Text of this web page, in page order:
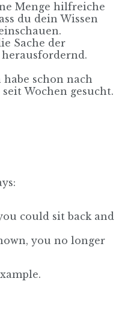
Menge hilfreiche
du dein Wissen
Sache der
schon nach
Wochen gesucht.
could sit back and
you no longer